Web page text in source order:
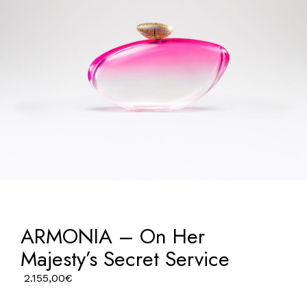
ARMONIA – On Her
Majesty’s Secret Service
2.155,00€